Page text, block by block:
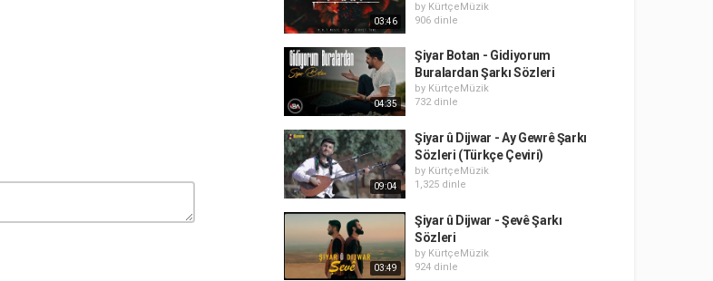
03:46
by KürtçeMüzik
906 dinle
04:35
Şiyar Botan - Gidiyorum
Buralardan Şarkı Sözleri
by KürtçeMüzik
732 dinle
09:04
Şiyar û Dijwar - Ay Gewrê Şarkı
Sözleri (Türkçe Çeviri)
by KürtçeMüzik
1,325 dinle
03:49
Şiyar û Dijwar - Şevê Şarkı
Sözleri
by KürtçeMüzik
924 dinle